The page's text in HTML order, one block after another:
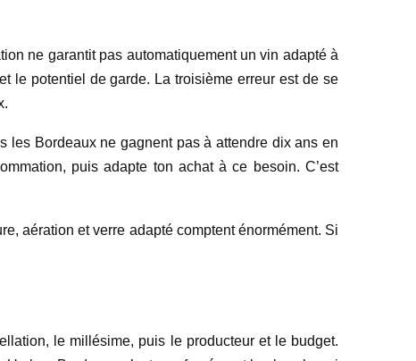
ne garantit pas automatiquement un vin adapté à
le potentiel de garde. La troisième erreur est de se
les Bordeaux ne gagnent pas à attendre dix ans en
puis adapte ton achat à ce besoin. C’est
aération et verre adapté comptent énormément. Si
le millésime, puis le producteur et le budget.